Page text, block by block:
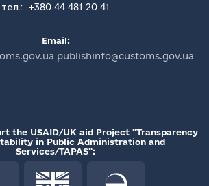
тел.:
+380 44 481 20 41
Email:
publishinfo@customs.gov.ua
the USAID/UK aid Project "Transparency
in Public Administration and
Services/TAPAS":